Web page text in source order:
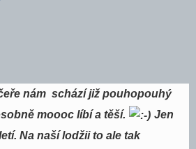
nám schází již pouhopouhý
moooc líbí a těší.
Jen
Na naší lodžii to ale tak